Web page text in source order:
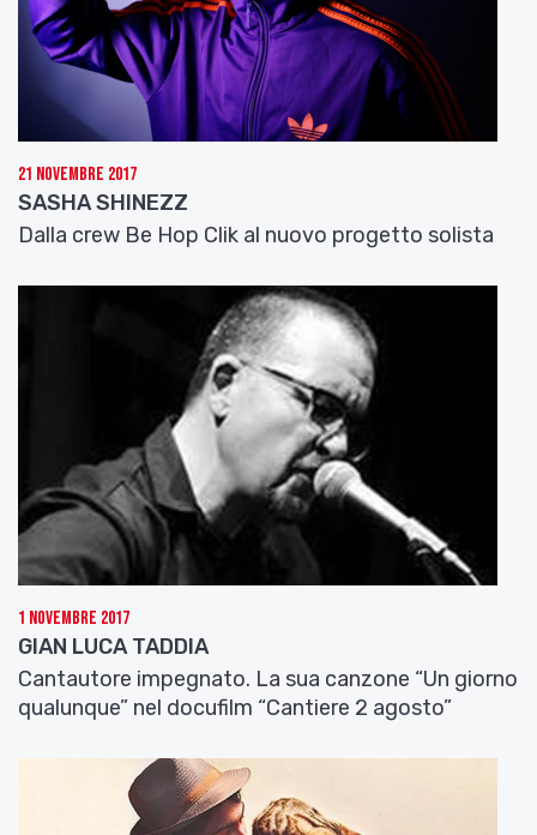
21 Novembre 2017
SASHA SHINEZZ
Dalla crew Be Hop Clik al nuovo progetto solista
1 Novembre 2017
GIAN LUCA TADDIA
Cantautore impegnato. La sua canzone “Un giorno
qualunque” nel docufilm “Cantiere 2 agosto”